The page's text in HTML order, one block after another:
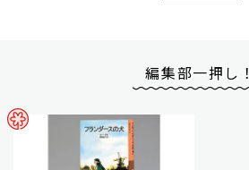
編集部一押し！